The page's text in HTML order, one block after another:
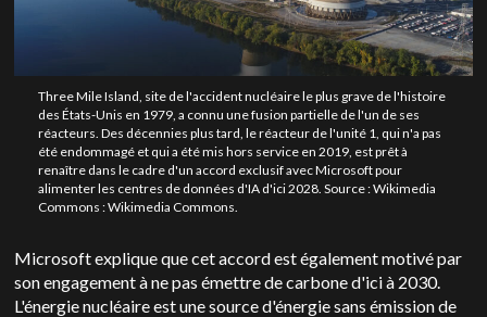
Three Mile Island, site de l'accident nucléaire le plus grave de l'histoire
des États-Unis en 1979, a connu une fusion partielle de l'un de ses
réacteurs. Des décennies plus tard, le réacteur de l'unité 1, qui n'a pas
été endommagé et qui a été mis hors service en 2019, est prêt à
renaître dans le cadre d'un accord exclusif avec Microsoft pour
alimenter les centres de données d'IA d'ici 2028. Source : Wikimedia
Commons : Wikimedia Commons.
Microsoft explique que cet accord est également motivé par
son engagement à ne pas émettre de carbone d'ici à 2030.
L'énergie nucléaire est une source d'énergie sans émission de